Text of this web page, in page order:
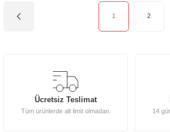
1 2
Ücretsiz Teslimat
Tüm ürünlerde alt limit olmadan. 14